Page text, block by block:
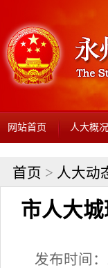
网站首页 人大概况
首页 > 人大动
市人大
发布时间